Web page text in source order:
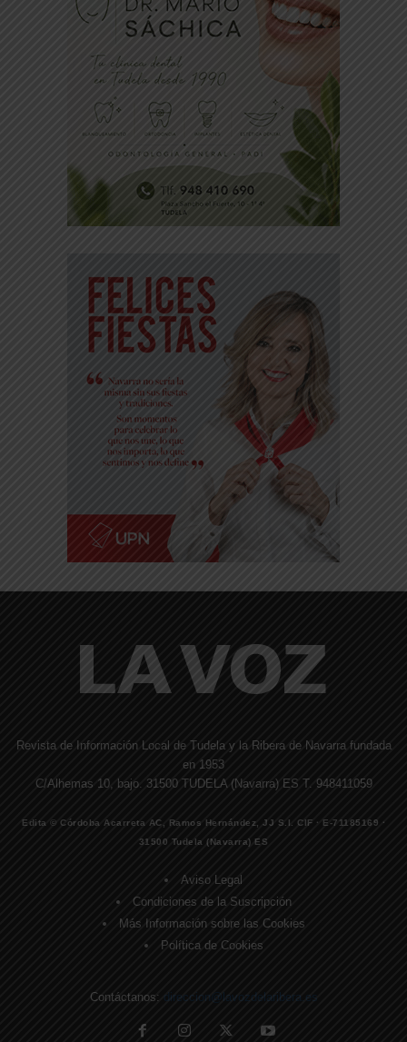
Revista de Información Local de Tudela y la Ribera de Navarra fundada
en 1953
C/Alhemas 10, bajo. 31500 TUDELA (Navarra) ES T. 948411059
Edita © Córdoba Acarreta AC, Ramos Hernández, JJ S.I. CIF · E-71185169 ·
31500 Tudela (Navarra) ES
Aviso Legal
Condiciones de la Suscripción
Más Información sobre las Cookies
Política de Cookies
Contáctanos: direccion@lavozdelaribera.es